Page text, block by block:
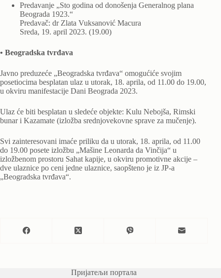
Predavanje „Sto godina od donošenja Generalnog plana
Beograda 1923.“
Predavač: dr Zlata Vuksanović Macura
Sreda, 19. april 2023. (19.00)
• Beogradska tvrđava
Javno preduzeće „Beogradska tvrđava“ omogućiće svojim
posetiocima besplatan ulaz u utorak, 18. aprila, od 11.00 do 19.00,
u okviru manifestacije Dani Beograda 2023.
Ulaz će biti besplatan u sledeće objekte: Kulu Nebojša, Rimski
bunar i Kazamate (izložba srednjovekovne sprave za mučenje).
Svi zainteresovani imaće priliku da u utorak, 18. aprila, od 11.00
do 19.00 posete izložbu „Mašine Leonarda da Vinčija“ u
izložbenom prostoru Sahat kapije, u okviru promotivne akcije –
dve ulaznice po ceni jedne ulaznice, saopšteno je iz JP-a
„Beogradska tvrđava“.
Пријатељи портала